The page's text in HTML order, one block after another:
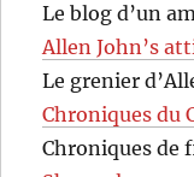
Le blog d’un
Allen John’s
Le grenier
Chroniques du
Chroniques de